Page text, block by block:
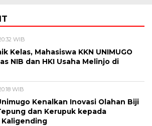
WIB
Kelas, Mahasiswa KKN UNIMUGO
NIB dan HKI Usaha Melinjo di
WIB
Kenalkan Inovasi Olahan Biji
dan Kerupuk kepada
Kaligending